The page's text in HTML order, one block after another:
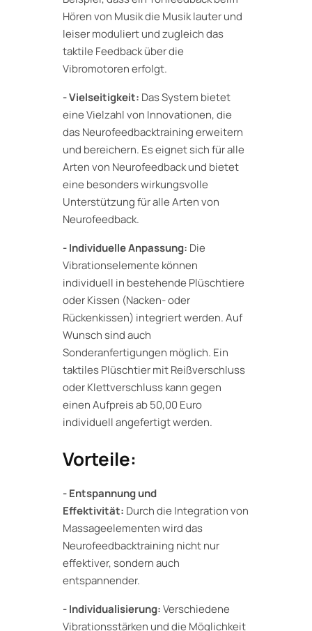
Hören von Musik die Musik lauter und
leiser moduliert und zugleich das
taktile Feedback über die
Vibromotoren erfolgt.
- Vielseitigkeit: Das System bietet
eine Vielzahl von Innovationen, die
das Neurofeedbacktraining erweitern
und bereichern. Es eignet sich für alle
Arten von Neurofeedback und bietet
eine besonders wirkungsvolle
Unterstützung für alle Arten von
Neurofeedback.
- Individuelle Anpassung: Die
Vibrationselemente können
individuell in bestehende Plüschtiere
oder Kissen (Nacken- oder
Rückenkissen) integriert werden. Auf
Wunsch sind auch
Sonderanfertigungen möglich. Ein
taktiles Plüschtier mit Reißverschluss
oder Klettverschluss kann gegen
einen Aufpreis ab 50,00 Euro
individuell angefertigt werden.
Vorteile:
- Entspannung und
Effektivität: Durch die Integration von
Massageelementen wird das
Neurofeedbacktraining nicht nur
effektiver, sondern auch
entspannender.
- Individualisierung:Verschiedene
Vibrationsstärken und die Möglichkeit